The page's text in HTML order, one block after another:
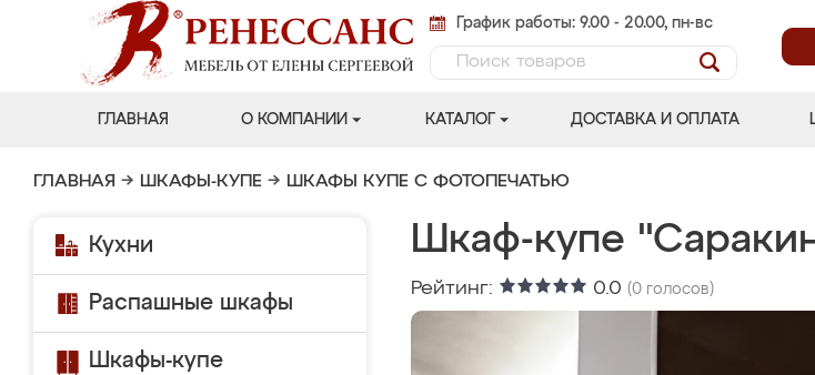
График работы: 9.00 - 20.00, пн-вс
ГЛАВНАЯ О КОМПАНИИ КАТАЛОГ ДОСТАВКА И ОПЛАТА
ГЛАВНАЯ → ШКАФЫ-КУПЕ → ШКАФЫ КУПЕ С ФОТОПЕЧАТЬЮ
Кухни
Распашные шкафы
Шкафы-купе
Шкаф-купе
Рейтинг: 0.0 (0 голосов)